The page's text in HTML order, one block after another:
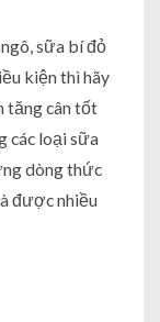
sữa bí đỏ
kiện thì hãy
tăng cân tốt
các loại sữa
dòng thức
được nhiều